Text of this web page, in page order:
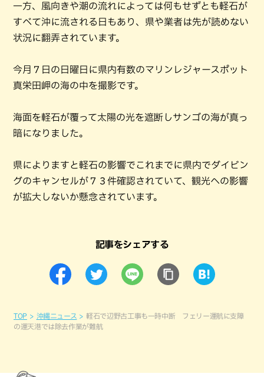
一方、風向きや潮の流れによっては何もせずとも軽石が
すべて沖に流される日もあり、県や業者は先が読めない
状況に翻弄されています。
今月７日の日曜日に県内有数のマリンレジャースポット
真栄田岬の海の中を撮影です。
海面を軽石が覆って太陽の光を遮断しサンゴの海が真っ
暗になりました。
県によりますと軽石の影響でこれまでに県内でダイビン
グのキャンセルが７３件確認されていて、観光への影響
が拡大しないか懸念されています。
記事をシェアする
TOP 沖縄ニュース
軽石で辺野古工事も一時中断 フェリー運航に支障
の運天港では除去作業が難航